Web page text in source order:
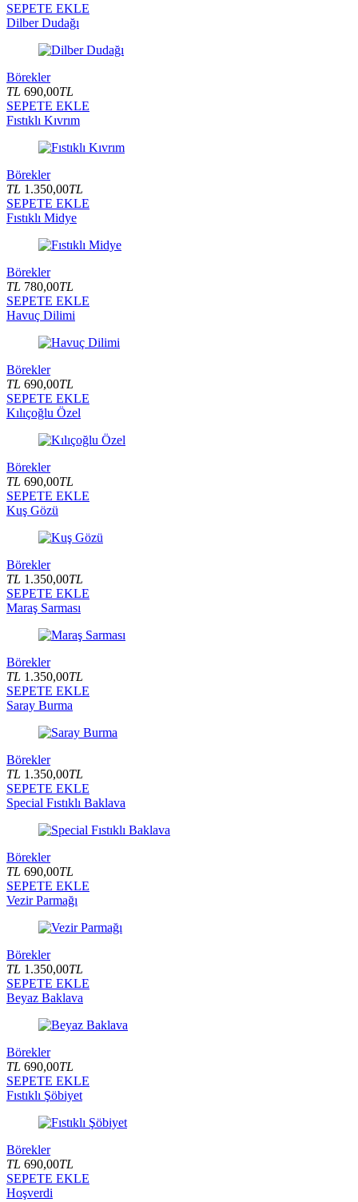
SEPETE EKLE
Dilber Dudağı
Börekler
TL 690,00TL
SEPETE EKLE
Fıstıklı Kıvrım
Börekler
TL 1.350,00TL
SEPETE EKLE
Fıstıklı Midye
Börekler
TL 780,00TL
SEPETE EKLE
Havuç Dilimi
Börekler
TL 690,00TL
SEPETE EKLE
Kılıçoğlu Özel
Börekler
TL 690,00TL
SEPETE EKLE
Kuş Gözü
Börekler
TL 1.350,00TL
SEPETE EKLE
Maraş Sarması
Börekler
TL 1.350,00TL
SEPETE EKLE
Saray Burma
Börekler
TL 1.350,00TL
SEPETE EKLE
Special Fıstıklı Baklava
Börekler
TL 690,00TL
SEPETE EKLE
Vezir Parmağı
Börekler
TL 1.350,00TL
SEPETE EKLE
Beyaz Baklava
Börekler
TL 690,00TL
SEPETE EKLE
Fıstıklı Şöbiyet
Börekler
TL 690,00TL
SEPETE EKLE
Hoşverdi